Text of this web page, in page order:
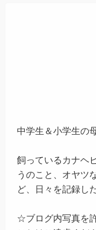
中学生＆小学生の
飼っているカナヘ
うのこと、オヤツ
ど、日々を記録し
☆ブログ内写真を